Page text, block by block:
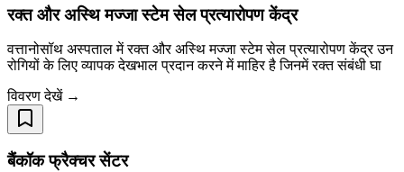
रक्त और अस्थि मज्जा स्टेम सेल प्रत्यारोपण केंद्र
वत्तानोसॉथ अस्पताल में रक्त और अस्थि मज्जा स्टेम सेल प्रत्यारोपण केंद्र उन
रोगियों के लिए व्यापक देखभाल प्रदान करने में माहिर है जिनमें रक्त संबंधी घा
विवरण देखें →
बैंकॉक फ्रैक्चर सेंटर